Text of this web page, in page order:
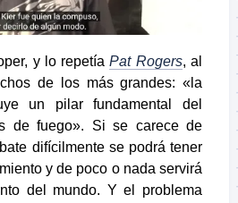
y lo repetíaPat Rogers, al
de los más grandes: «la
un pilar fundamental del
de fuego». Si se carece de
difícilmente se podrá tener
y de poco o nada servirá
del mundo. Y el problema